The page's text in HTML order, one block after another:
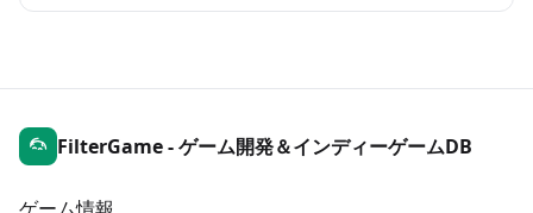
FilterGame - ゲーム開発＆インディーゲームDB